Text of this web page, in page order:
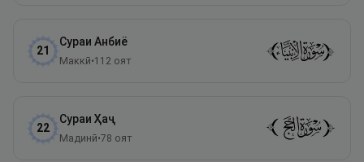
21
Сураи Анбиё
Маккӣ•112 оят
22
Сураи Ҳаҷ
Мадинӣ•78 оят